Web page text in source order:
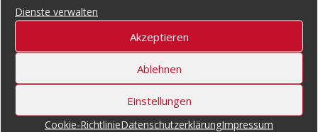
Dienste verwalten
Akzeptieren
Ablehnen
Einstellungen
Cookie-RichtlinieDatenschutzerklärungImpressum